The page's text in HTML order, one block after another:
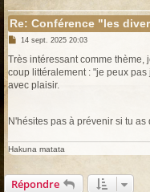
Re: Conférence "les
M
s
s
a
g
14 sept. 2025 20:03
Très intéressant comme
coup littéralement : "je peux
avec plaisir.
N'hésites pas à prévenir si tu
Hakuna matata
Répondre